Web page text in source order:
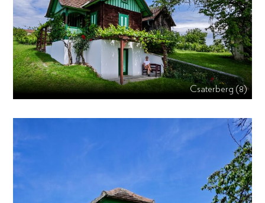
Csaterberg (8)